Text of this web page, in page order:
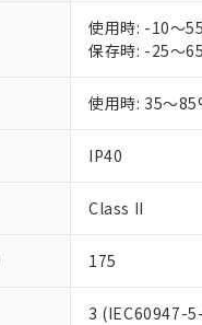
使用時: -10～
保存時: -25～
使用時: 35～
IP40
Class II
175
3 (IEC60947-
51物質の非
※本証明書
また、
混在するこ
既に当社に
り割愛して